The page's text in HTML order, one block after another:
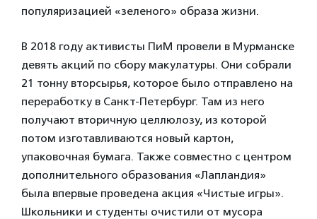
популяризацией «зеленого» образа жизни.
В 2018 году активисты ПиМ провели в Мурманске
девять акций по сбору макулатуры. Они собрали
21 тонну вторсырья, которое было отправлено на
переработку в Санкт-Петербург. Там из него
получают вторичную целлюлозу, из которой
потом изготавливаются новый картон,
упаковочная бумага. Также совместно с центром
дополнительного образования «Лапландия»
была впервые проведена акция «Чистые игры».
Школьники и студенты очистили от мусора